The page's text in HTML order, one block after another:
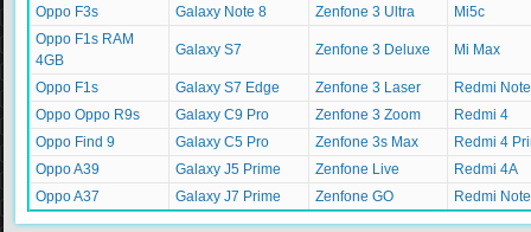
Oppo F3s
Galaxy Note 8 Zenfone 3 Ultra
Mi5c
Oppo F1s RAM
4GB
Galaxy S7 Zenfone 3 Deluxe Mi Max
Oppo F1s Galaxy S7 Edge Zenfone 3 Laser
Redmi
Oppo Oppo R9s
Galaxy C9 Pro Zenfone 3 Zoom
Redmi 4
Oppo Find 9
Galaxy C5 Pro Zenfone 3s Max
Redmi 4
Oppo A39
Galaxy J5 Prime Zenfone Live
Redmi 4A
Oppo A37
Galaxy J7 Prime Zenfone GO Redmi